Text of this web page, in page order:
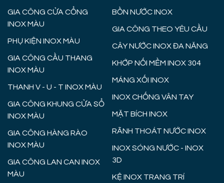
GIA CÔNG CỬA CỔNG
INOX MÀU
PHỤ KIỆN INOX MÀU
GIA CÔNG CẦU THANG
INOX MÀU
THANH V - U - T INOX MÀU
GIA CÔNG KHUNG CỬA SỔ
INOX MÀU
GIA CÔNG HÀNG RÀO
INOX MÀU
GIA CÔNG LAN CAN INOX
MÀU
BỒN NƯỚC INOX
GIA CÔNG THEO YÊU CẦU
CÂY NƯỚC INOX ĐA NĂNG
KHỚP NỐI MỀM INOX 304
MÁNG XỐI INOX
INOX CHỐNG VÂN TAY
MẶT BÍCH INOX
RÃNH THOÁT NƯỚC INOX
INOX SÓNG NƯỚC - INOX
3D
KỆ INOX TRANG TRÍ